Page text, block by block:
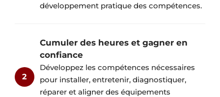
développement pratique des compétences.
2
Cumuler des heures et gagner en
confiance
Développez les compétences nécessaires
pour installer, entretenir, diagnostiquer,
réparer et aligner des équipements